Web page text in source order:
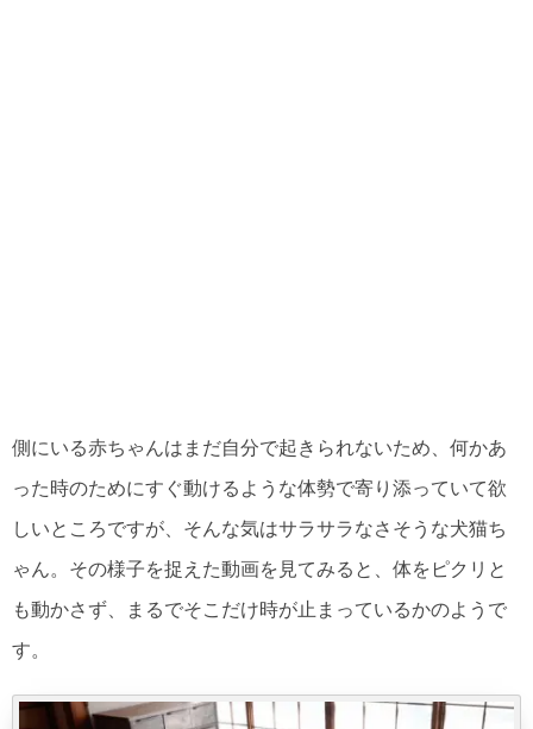
側にいる赤ちゃんはまだ自分で起きられないため、何かあ
った時のためにすぐ動けるような体勢で寄り添っていて欲
しいところですが、そんな気はサラサラなさそうな犬猫ち
ゃん。その様子を捉えた動画を見てみると、体をピクリと
も動かさず、まるでそこだけ時が止まっているかのようで
す。